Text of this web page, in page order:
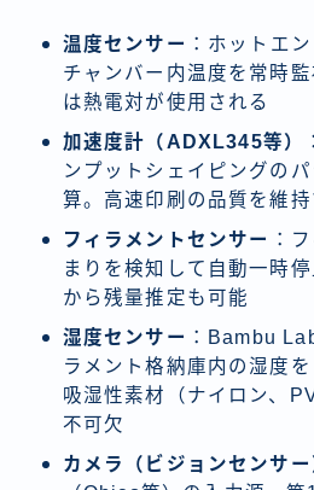
温度センサー ：ホットエ
チャンバー内温度を常時
は熱電対が使用される
加速度計（ADXL345等）
ンプットシェイピングの
算。高速印刷の品質を維持
フィラメントセンサー ：
まりを検知して自動一時
から残量推定も可能
湿度センサー ：Bambu
ラメント格納庫内の湿度
吸湿性素材（ナイロン、
不可欠
カメラ（ビジョンセンサー